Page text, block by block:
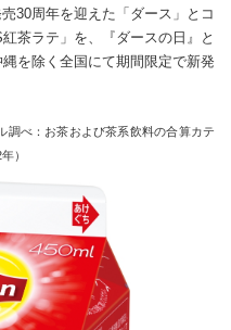
30周年を迎えた「ダース」とコ
茶ラテ」を、『ダースの日』と
を除く全国にて期間限定で新発
べ：お茶および茶系飲料の合算カテ
）